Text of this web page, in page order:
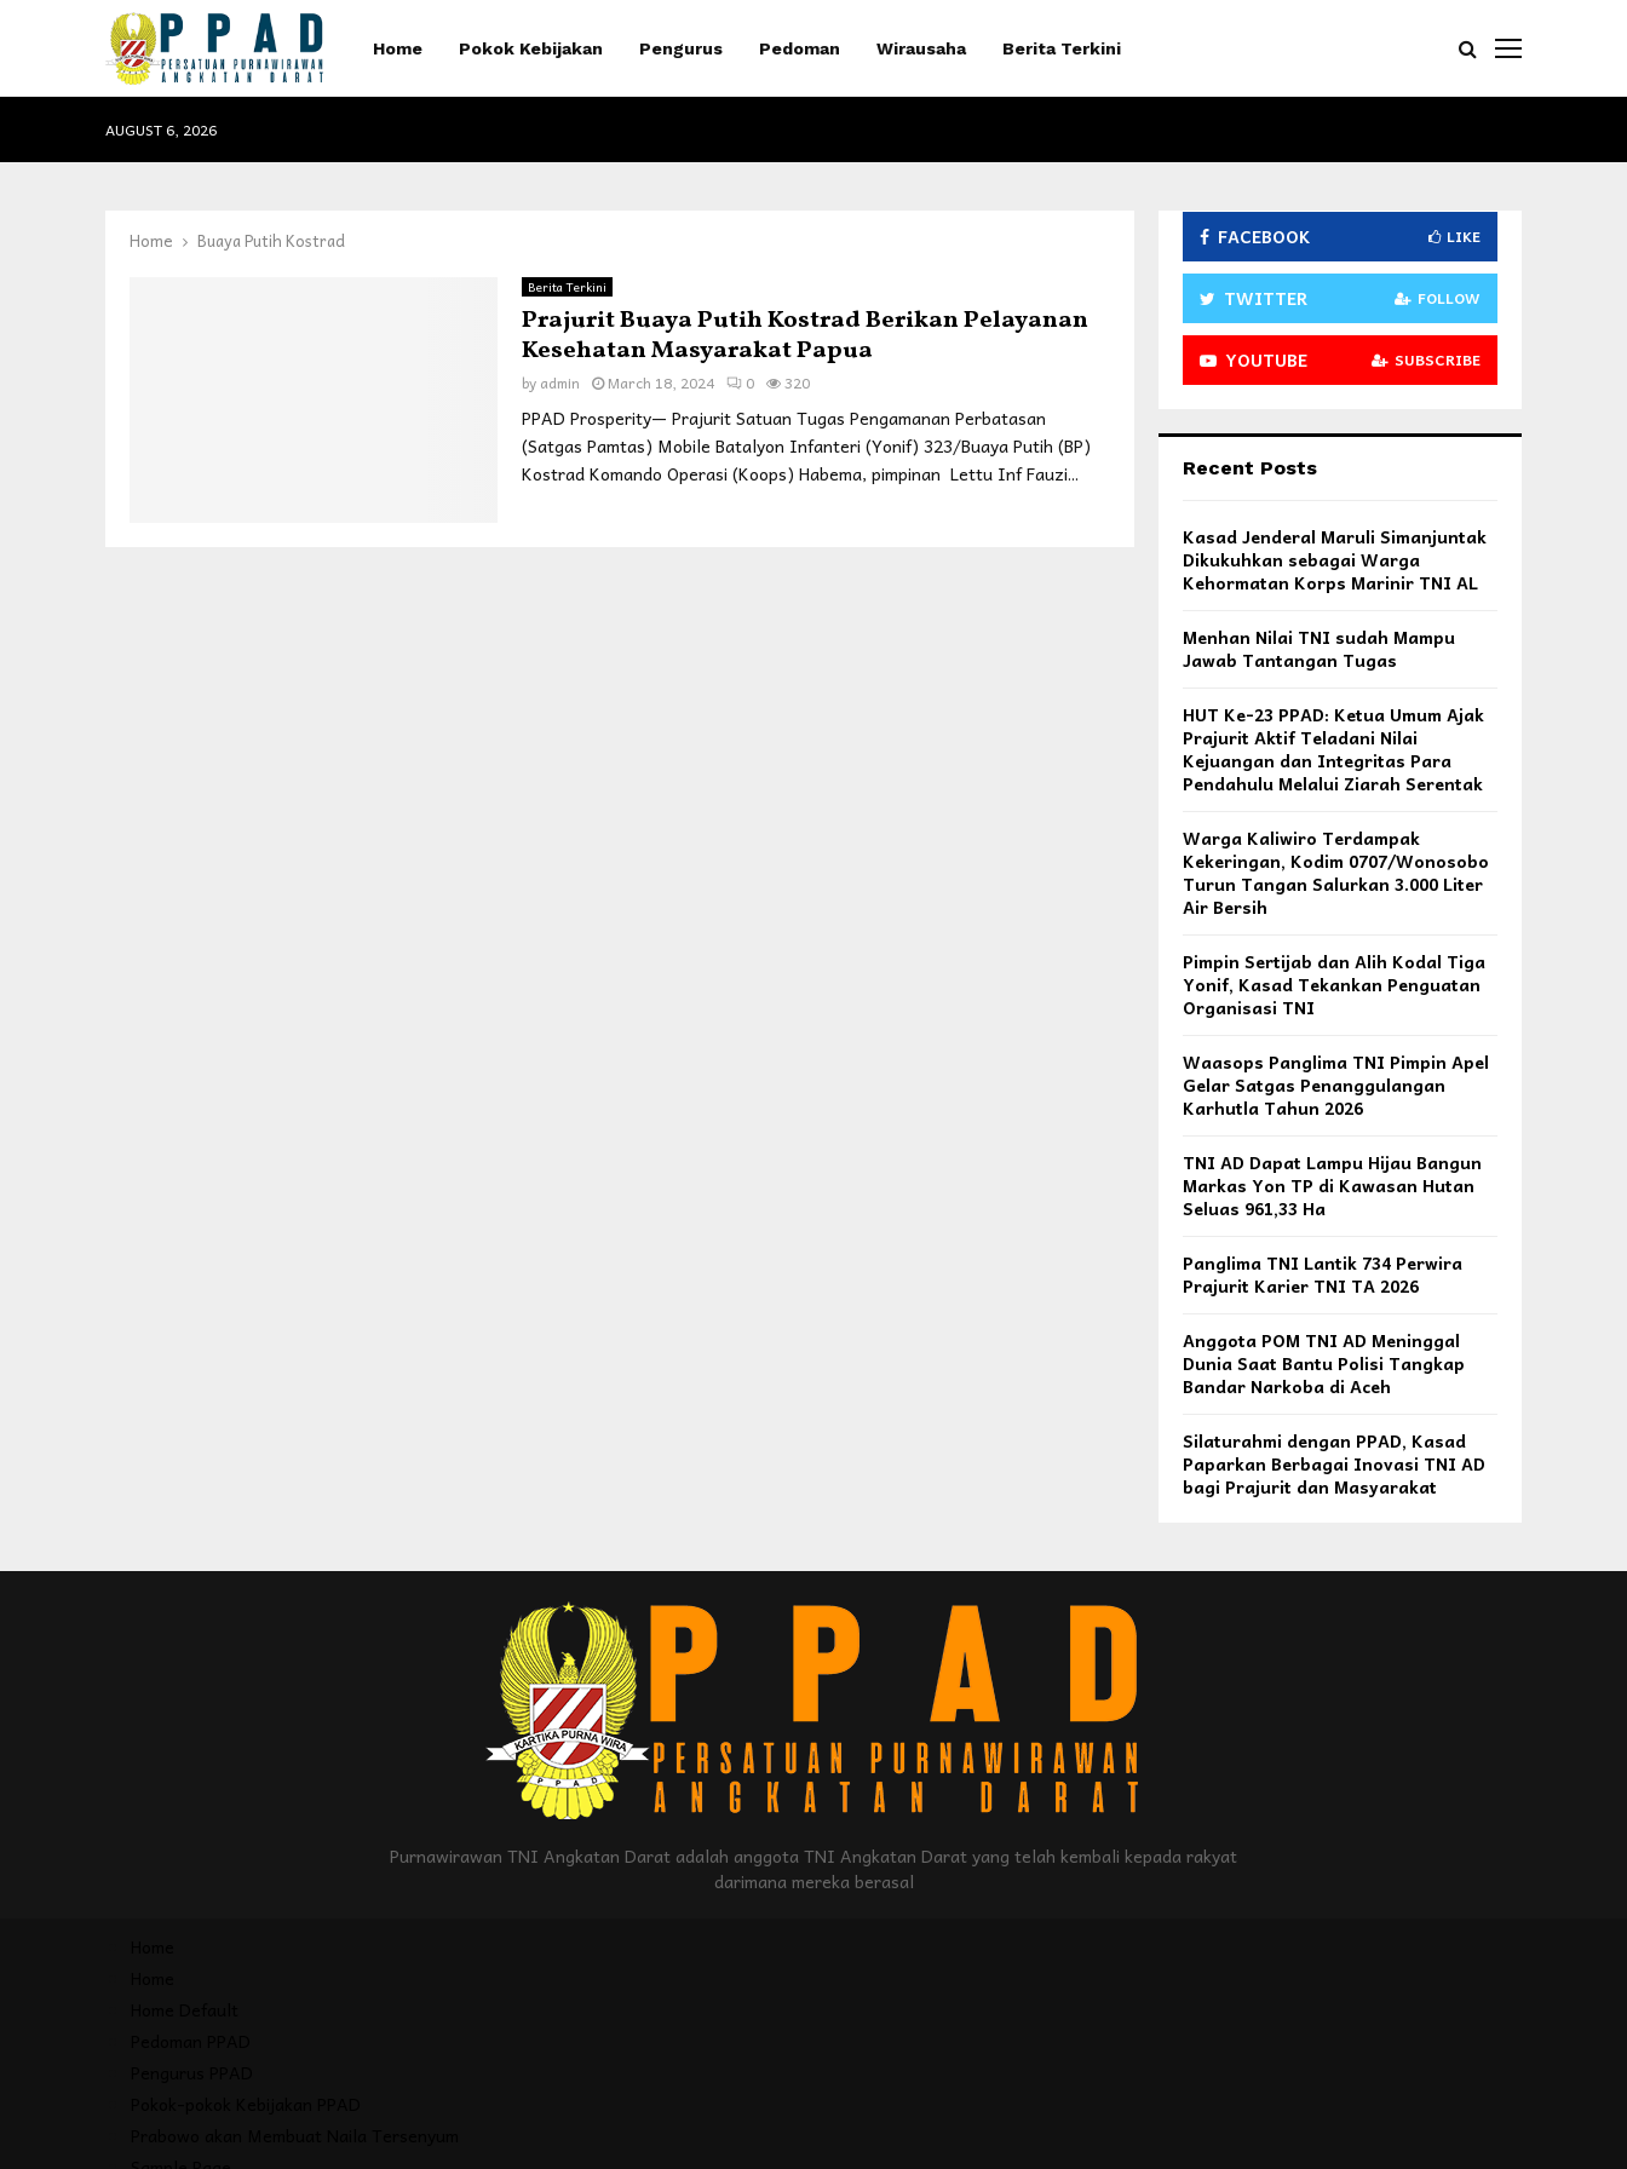
Home Pokok Kebijakan Pengurus Pedoman Wirausaha Berita Terkini
AUGUST 6, 2026
Home Buaya Putih Kostrad
Berita Terkini
Prajurit Buaya Putih Kostrad Berikan Pelayanan
Kesehatan Masyarakat Papua
by admin March 18, 2024 0 320
PPAD Prosperity— Prajurit Satuan Tugas Pengamanan Perbatasan
(Satgas Pamtas) Mobile Batalyon Infanteri (Yonif) 323/Buaya Putih (BP)
Kostrad Komando Operasi (Koops) Habema, pimpinan Lettu Inf Fauzi...
FACEBOOK LIKE
TWITTER FOLLOW
YOUTUBE SUBSCRIBE
Recent Posts
Kasad Jenderal Maruli Simanjuntak
Dikukuhkan sebagai Warga
Kehormatan Korps Marinir TNI AL
Menhan Nilai TNI sudah Mampu
Jawab Tantangan Tugas
HUT Ke-23 PPAD: Ketua Umum Ajak
Prajurit Aktif Teladani Nilai
Kejuangan dan Integritas Para
Pendahulu Melalui Ziarah Serentak
Warga Kaliwiro Terdampak
Kekeringan, Kodim 0707/Wonosobo
Turun Tangan Salurkan 3.000 Liter
Air Bersih
Pimpin Sertijab dan Alih Kodal Tiga
Yonif, Kasad Tekankan Penguatan
Organisasi TNI
Waasops Panglima TNI Pimpin Apel
Gelar Satgas Penanggulangan
Karhutla Tahun 2026
TNI AD Dapat Lampu Hijau Bangun
Markas Yon TP di Kawasan Hutan
Seluas 961,33 Ha
Panglima TNI Lantik 734 Perwira
Prajurit Karier TNI TA 2026
Anggota POM TNI AD Meninggal
Dunia Saat Bantu Polisi Tangkap
Bandar Narkoba di Aceh
Silaturahmi dengan PPAD, Kasad
Paparkan Berbagai Inovasi TNI AD
bagi Prajurit dan Masyarakat
Purnawirawan TNI Angkatan Darat adalah anggota TNI Angkatan Darat yang telah kembali kepada rakyat
darimana mereka berasal